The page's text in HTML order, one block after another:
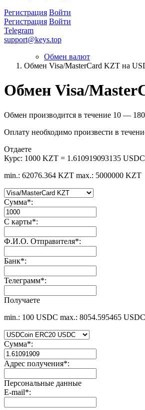
Регистрация Войти
Регистрация Войти
Telegram
support@keys.top
Обмен валют
Обмен Visa/MasterCard KZT на
Обмен Visa/
Обмен производится в течение 10 —
Оплату необходимо произвести в
Отдаете
Курс: 1000 KZT = 1.610919093135 USDC
min.: 62076.364 KZT max.: 5000000 KZT
Сумма*:
С карты*:
Ф.И.О. Отправителя*:
Банк*:
Телеграмм*:
Получаете
min.: 100 USDC max.: 8054.595465 USDC
Сумма*:
Адрес получения*:
Персональные данные
E-mail*: